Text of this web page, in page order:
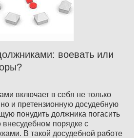
воевать или
включает в себя не только
и претензионную досудебную
понудить должника погасить
внесудебном порядке с
В такой досудебной работе